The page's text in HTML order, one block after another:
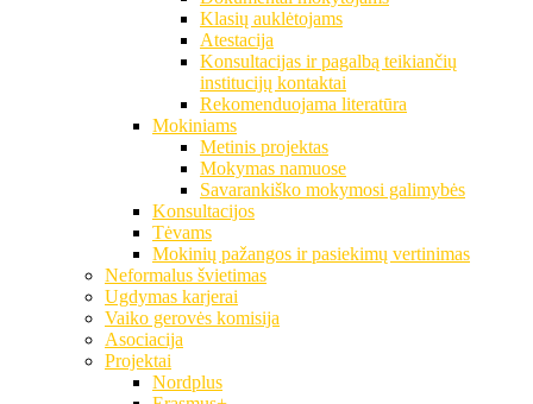
Klasių auklėtojams
Atestacija
Konsultacijas ir pagalbą teikiančių
institucijų kontaktai
Rekomenduojama literatūra
Mokiniams
Metinis projektas
Mokymas namuose
Savarankiško mokymosi galimybės
Konsultacijos
Tėvams
Mokinių pažangos ir pasiekimų vertinimas
Neformalus švietimas
Ugdymas karjerai
Vaiko gerovės komisija
Asociacija
Projektai
Nordplus